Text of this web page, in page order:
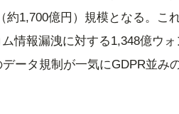
1,700億円）規模となる。こ
情報漏洩に対する1,348億ウ
ータ規制が一気にGDPR並み